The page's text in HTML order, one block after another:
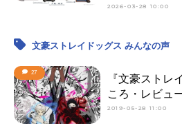
2026-03-28 10:00
文豪ストレイドッグス みんなの声
27
『文豪ストレ
ころ・レビュ
2019-05-28 11:00